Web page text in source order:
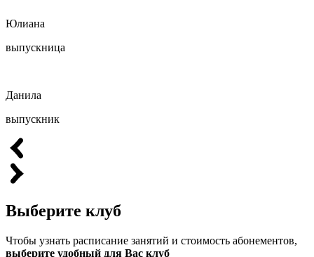
Юлиана
выпускница
Данила
выпускник
Выберите клуб
Чтобы узнать расписание занятий и стоимость абонементов,
выберите удобный для Вас клуб